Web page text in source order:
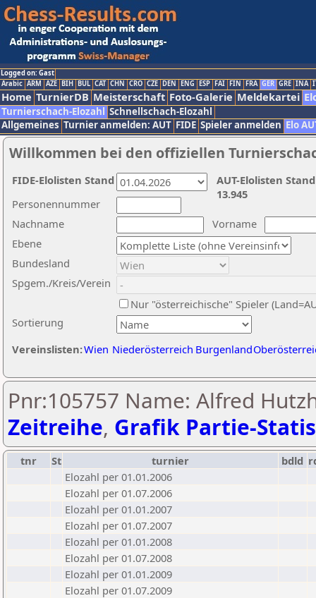
Logged on: Gast
Arabic ARM AZE BIH BUL CAT CHN CRO CZE DEN ENG ESP FAI FIN FRA GER GRE INA
Home TurnierDB Meisterschaft Foto-Galerie Meldekartei
Turnierschach-Elozahl Schnellschach-Elozahl
Allgemeines Turnier anmelden: AUT FIDE Spieler anmelden Elo
Willkommen bei den offiziellen
Nachname
Vorname
Ebene
Sortierung
Personennummer
Bundesland
Spgem./Kreis/Verein
Nur "österreichische" Spieler
Vereinslisten:Wien Niederösterreich Burgenland
AUT-Elolisten
13.945
FIDE-Elolisten Stand
Pnr:105757 Name: Alfred
Zeitreihe, Grafik Partie-
tnr St turnier bdld
Elozahl per 01.01.2006
Elozahl per 01.07.2006
Elozahl per 01.01.2007
Elozahl per 01.07.2007
Elozahl per 01.01.2008
Elozahl per 01.07.2008
Elozahl per 01.01.2009
Elozahl per 01.07.2009